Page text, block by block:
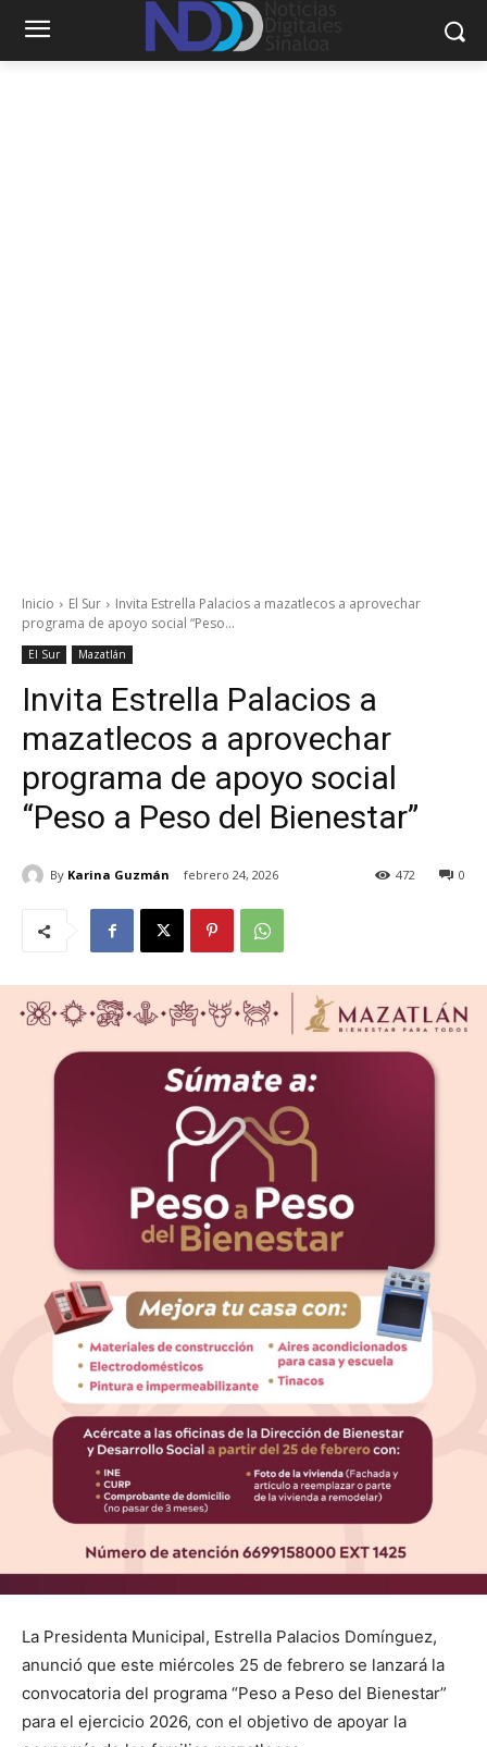
Inicio El Sur
Invita Estrella Palacios a mazatlecos a aprovechar
programa de apoyo social “Peso...
El Sur Mazatlán
Invita Estrella Palacios a
mazatlecos a aprovechar
programa de apoyo social
“Peso a Peso del Bienestar”
By Karina Guzmán febrero 24, 2026 0
472
La Presidenta Municipal, Estrella Palacios Domínguez,
anunció que este miércoles 25 de febrero se lanzará la
convocatoria del programa “Peso a Peso del Bienestar”
para el ejercicio 2026, con el objetivo de apoyar la